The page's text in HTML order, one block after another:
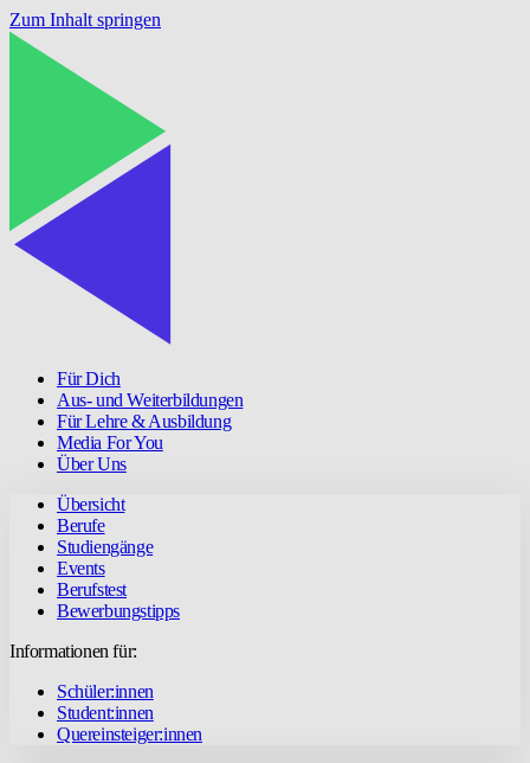
Zum Inhalt springen
Für Dich
Aus- und Weiterbildungen
Für Lehre & Ausbildung
Media For You
Über Uns
Übersicht
Berufe
Studiengänge
Events
Berufstest
Bewerbungstipps
Informationen für:
Schüler:innen
Student:innen
Quereinsteiger:innen